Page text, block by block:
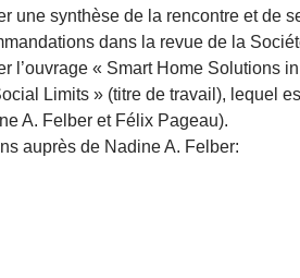
une synthèse de la rencontre et de
dans la revue de la
l’ouvrage « Smart Home Solutions
Limits » (titre de travail), lequel
A. Felber et Félix Pageau).
auprès de Nadine A. Felber: